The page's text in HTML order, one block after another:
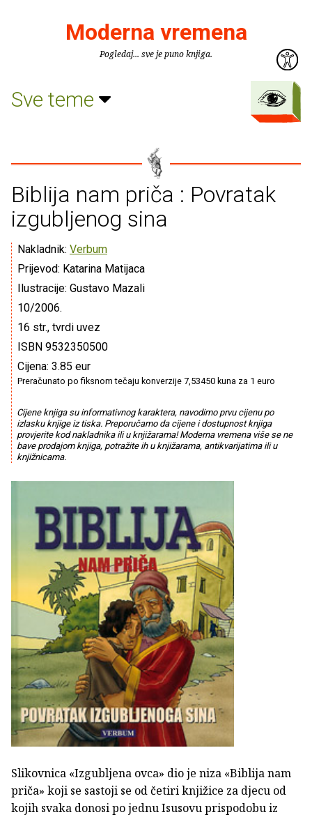
Moderna vremena
Pogledaj... sve je puno knjiga.
Sve teme
Biblija nam priča : Povratak
izgubljenog sina
Nakladnik: Verbum
Prijevod: Katarina Matijaca
Ilustracije: Gustavo Mazali
10/2006.
16 str., tvrdi uvez
ISBN 9532350500
Cijena: 3.85 eur
Preračunato po fiksnom tečaju konverzije 7,53450 kuna za 1 euro
Cijene knjiga su informativnog karaktera, navodimo prvu cijenu po
izlasku knjige iz tiska. Preporučamo da cijene i dostupnost knjiga
provjerite kod nakladnika ili u knjižarama! Moderna vremena više se ne
bave prodajom knjiga, potražite ih u knjižarama, antikvarijatima ili u
knjižnicama.
Slikovnica «Izgubljena ovca» dio je niza «Biblija nam
priča» koji se sastoji se od četiri knjižice za djecu od
kojih svaka donosi po jednu Isusovu prispodobu iz